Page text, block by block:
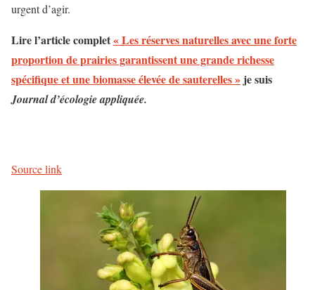
urgent d’agir.
Lire l’article complet« Les réserves naturelles avec une forte
proportion de prairies garantissent une grande richesse
spécifique et une biomasse élevée de sauterelles » je suis
Journal d’écologie appliquée.
Source link